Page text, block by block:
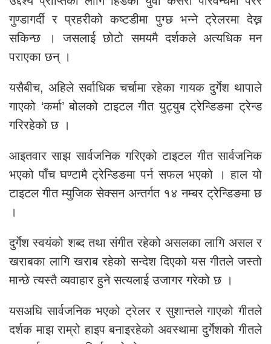
गुण्डागर्दी र प्रहरीको कष्टडीमा पुग्छ भन्ने ट्रेलरमा देख्न
सकिन्छ । जसलाई छोटो समयमै दर्शकले अत्यधिक मन
पराएका छन् ।
यसैबीच, अहिले सर्वाधिक चर्चामा रहेका गायक दुर्गेश थापाले
गाएको ‘कर्मा’ बोलको टाइटल गीत युट्युब ट्रेन्डिङमा ट्रेन्ड
गरिरहेको छ ।
आइतवार साझ सार्वजनिक गरिएको टाइटल गीत सार्वजनिक
भएको पाँच घण्टामै ट्रेन्डिङमा पर्न सफल भएको । हाल यो
टाइटल गीत म्युजिक सेक्सन अन्तर्गत १४ नम्बर ट्रेन्डिङमा छ
।
दुर्गेश स्वयंको शब्द तथा संगीत रहेको असलका लागि असल र
खराबका लागि खराब रहेको सन्देश दिएको यस गीतले जस्तो
मान्छे त्यस्तै व्यवाहार हुने सत्यलाई उजागर गरेको छ ।
यसअघि सार्वजनिक भएको ट्रेलर र सुशान्तले गाएको गीतले
दर्शक माझ राम्रो हाइप बनाइरहेको अवस्थामा दुर्गेशको गीतले